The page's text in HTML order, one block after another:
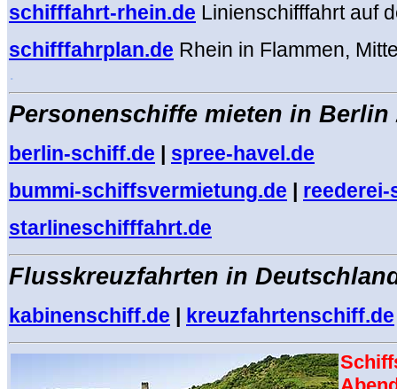
schifffahrt-rhein.de Linienschifffahrt auf
schifffahrplan.de Rhein in Flammen,
.
Personenschiffe mieten in Berlin
berlin-schiff.de
spree-havel.de
bummi-schiffsvermietung.de
reederei-
starlineschifffahrt.de
Flusskreuzfahrten in
kabinenschiff.de kreuzfahrtenschiff.de